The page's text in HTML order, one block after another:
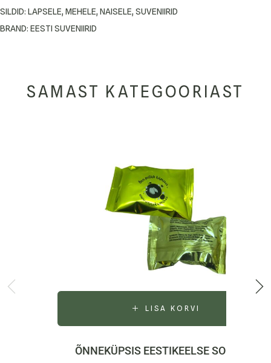
SILDID: LAPSELE, MEHELE, NAISELE, SUVENIIRID
BRAND: EESTI SUVENIIRID
SAMAST KATEGOORIAST
LISA KORVI
ÕNNEKÜPSIS EESTIKEELSE SOOVIGA